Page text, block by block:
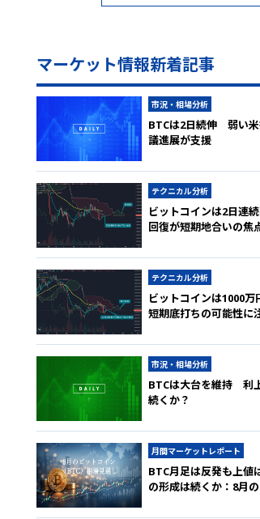
マーケット情報新着記事
市況・相場分析
BTCは2日続伸 弱い
議進展が支援
テクニカル分析
ビットコインは2日連
回復が短期地合いの焦
テクニカル分析
ビットコインは1000万
短期底打ちの可能性に
市況・相場分析
BTCは大台を維持 利
続くか？
月間マーケットレポート
BTC月足は反発も上
の形成は続くか：8月